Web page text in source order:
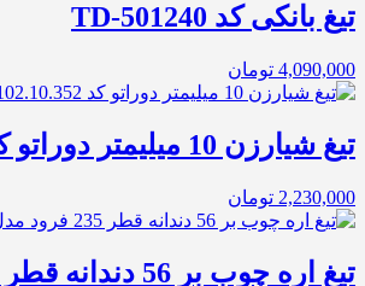
تیغ بانکی کد TD-501240
4,090,000 تومان
تیغ شیارزن 10 میلیمتر دوراتو کد 102.10.352
2,230,000 تومان
تیغ اره چوب بر 56 دندانه قطر 235 فرود مدل FR20W006H